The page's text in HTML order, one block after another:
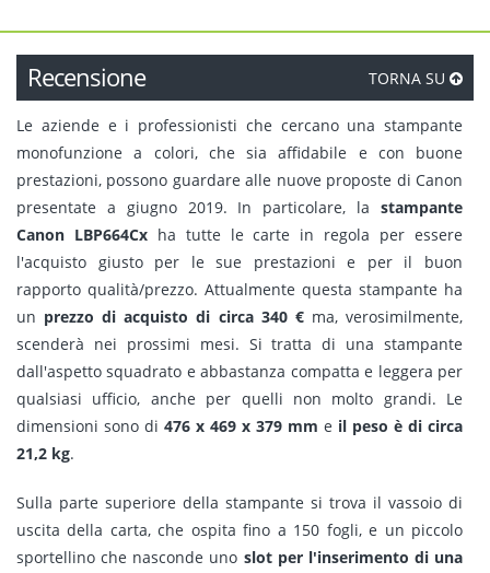
Recensione TORNA SU
Le aziende e i professionisti che cercano una stampante
monofunzione a colori, che sia affidabile e con buone
prestazioni, possono guardare alle nuove proposte di Canon
presentate a giugno 2019. In particolare, la stampante
Canon LBP664Cx ha tutte le carte in regola per essere
l'acquisto giusto per le sue prestazioni e per il buon
rapporto qualità/prezzo. Attualmente questa stampante ha
un prezzo di acquisto di circa 340 €ma, verosimilmente,
scenderà nei prossimi mesi. Si tratta di una stampante
dall'aspetto squadrato e abbastanza compatta e leggera per
qualsiasi ufficio, anche per quelli non molto grandi. Le
dimensioni sono di 476 x 469 x 379 mm e il peso è di circa
21,2 kg.
Sulla parte superiore della stampante si trova il vassoio di
uscita della carta, che ospita fino a 150 fogli, e un piccolo
sportellino che nasconde uno slot per l'inserimento di una